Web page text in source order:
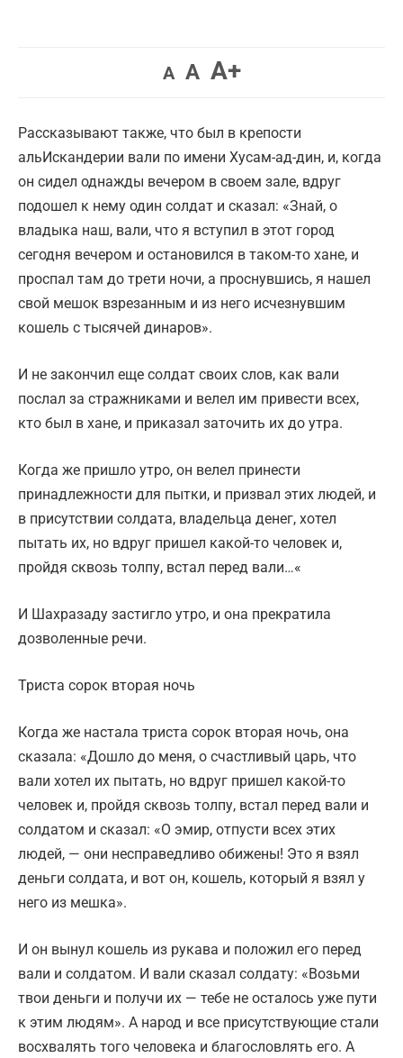
AУменьшить
AВернуть
A+Увеличить
Рассказывают также, что был в крепости
альИскандерии вали по имени Хусам-ад-дин, и, когда
он сидел однажды вечером в своем зале, вдруг
подошел к нему один солдат и сказал: «Знай, о
владыка наш, вали, что я вступил в этот город
сегодня вечером и остановился в таком-то хане, и
проспал там до трети ночи, а проснувшись, я нашел
свой мешок взрезанным и из него исчезнувшим
кошель с тысячей динаров».
И не закончил еще солдат своих слов, как вали
послал за стражниками и велел им привести всех,
кто был в хане, и приказал заточить их до утра.
Когда же пришло утро, он велел принести
принадлежности для пытки, и призвал этих людей, и
в присутствии солдата, владельца денег, хотел
пытать их, но вдруг пришел какой-то человек и,
пройдя сквозь толпу, встал перед вали…«
И Шахразаду застигло утро, и она прекратила
дозволенные речи.
Триста сорок вторая ночь
Когда же настала триста сорок вторая ночь, она
сказала: «Дошло до меня, о счастливый царь, что
вали хотел их пытать, но вдруг пришел какой-то
человек и, пройдя сквозь толпу, встал перед вали и
солдатом и сказал: «О эмир, отпусти всех этих
людей, — они несправедливо обижены! Это я взял
деньги солдата, и вот он, кошель, который я взял у
него из мешка».
И он вынул кошель из рукава и положил его перед
вали и солдатом. И вали сказал солдату: «Возьми
твои деньги и получи их — тебе не осталось уже пути
к этим людям». А народ и все присутствующие стали
восхвалять того человека и благословлять его. А